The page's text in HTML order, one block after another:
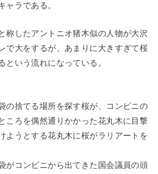
ャラである。
称したアントニオ猪木似の人物が大沢
で大をするが、あまりに大きすぎて桜
という流れになっている。
の捨てる場所を探す桜が、コンビニの
ころを偶然通りかかった花丸木に目撃
ようとする花丸木に桜がラリアートを
がコンビニから出てきた国会議員の頭